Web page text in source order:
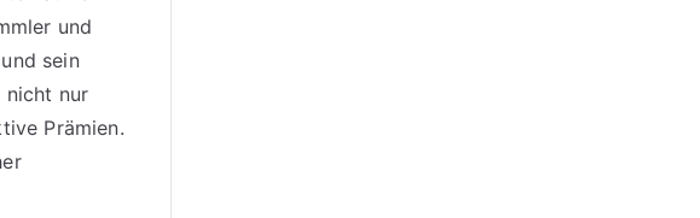
und
sein
nicht nur
Prämien.